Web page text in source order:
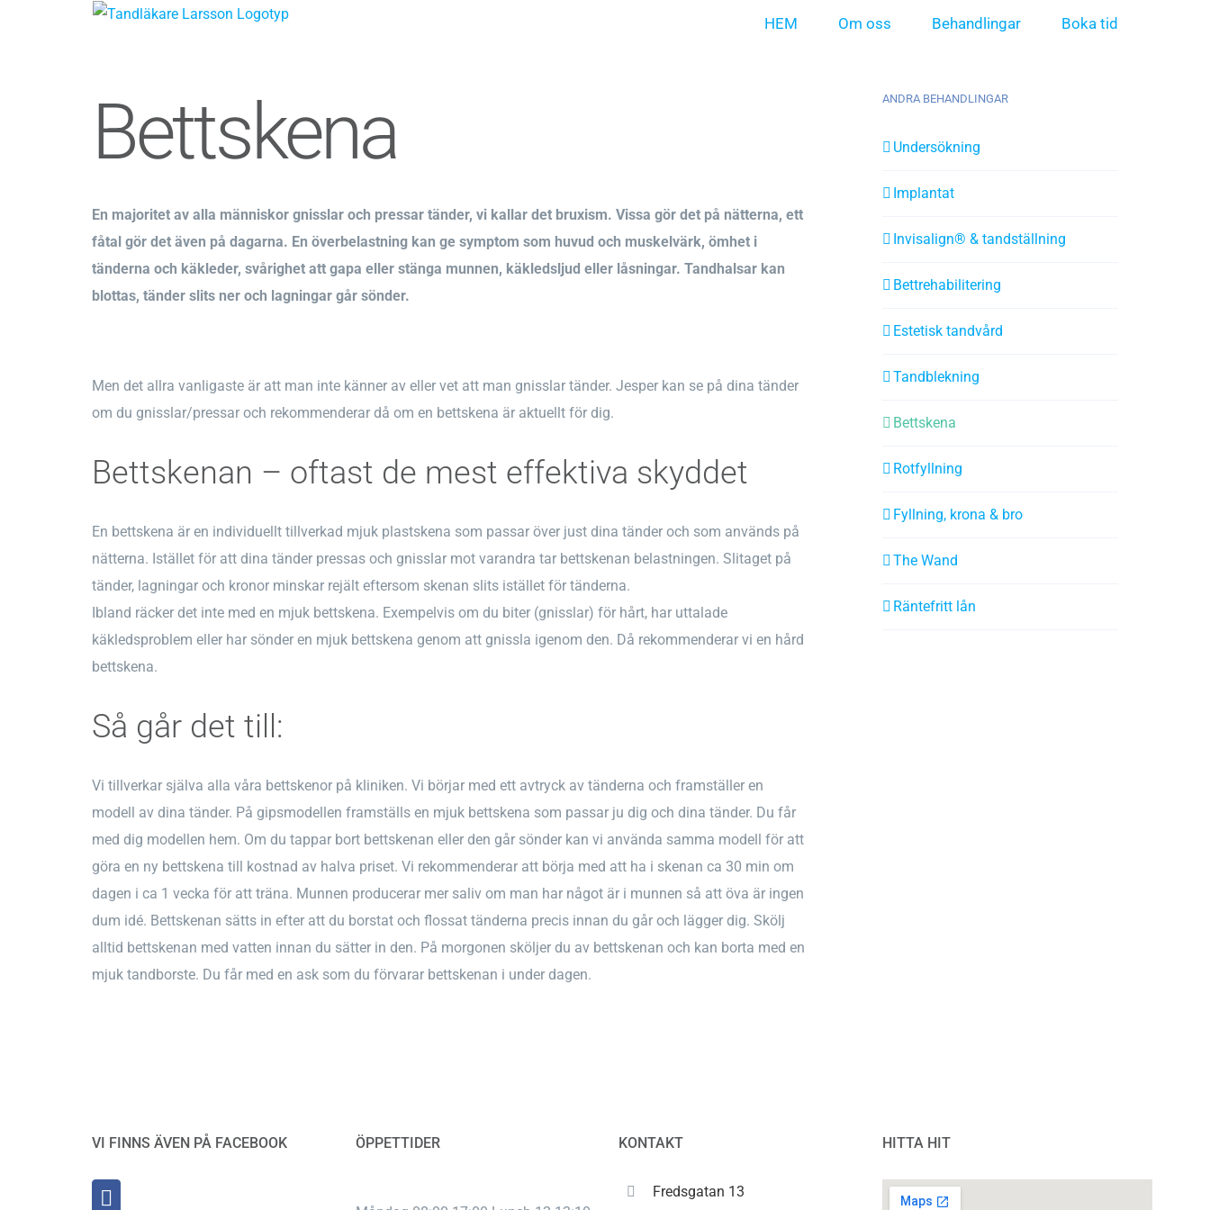
HEM Om oss Behandlingar Boka tid
Bettskena
En majoritet av alla människor gnisslar och pressar tänder, vi kallar det bruxism. Vissa gör det på nätterna, ett
fåtal gör det även på dagarna. En överbelastning kan ge symptom som huvud och muskelvärk, ömhet i
tänderna och käkleder, svårighet att gapa eller stänga munnen, käkledsljud eller låsningar. Tandhalsar kan
blottas, tänder slits ner och lagningar går sönder.
Men det allra vanligaste är att man inte känner av eller vet att man gnisslar tänder. Jesper kan se på dina tänder
om du gnisslar/pressar och rekommenderar då om en bettskena är aktuellt för dig.
Bettskenan – oftast de mest effektiva skyddet
En bettskena är en individuellt tillverkad mjuk plastskena som passar över just dina tänder och som används på
nätterna. Istället för att dina tänder pressas och gnisslar mot varandra tar bettskenan belastningen. Slitaget på
tänder, lagningar och kronor minskar rejält eftersom skenan slits istället för tänderna.
Ibland räcker det inte med en mjuk bettskena. Exempelvis om du biter (gnisslar) för hårt, har uttalade
käkledsproblem eller har sönder en mjuk bettskena genom att gnissla igenom den. Då rekommenderar vi en hård
bettskena.
Så går det till:
Vi tillverkar själva alla våra bettskenor på kliniken. Vi börjar med ett avtryck av tänderna och framställer en
modell av dina tänder. På gipsmodellen framställs en mjuk bettskena som passar ju dig och dina tänder. Du får
med dig modellen hem. Om du tappar bort bettskenan eller den går sönder kan vi använda samma modell för att
göra en ny bettskena till kostnad av halva priset. Vi rekommenderar att börja med att ha i skenan ca 30 min om
dagen i ca 1 vecka för att träna. Munnen producerar mer saliv om man har något är i munnen så att öva är ingen
dum idé. Bettskenan sätts in efter att du borstat och flossat tänderna precis innan du går och lägger dig. Skölj
alltid bettskenan med vatten innan du sätter in den. På morgonen sköljer du av bettskenan och kan borta med en
mjuk tandborste. Du får med en ask som du förvarar bettskenan i under dagen.
ANDRA BEHANDLINGAR
Undersökning
Implantat
Invisalign® & tandställning
Bettrehabilitering
Estetisk tandvård
Tandblekning
Bettskena
Rotfyllning
Fyllning, krona & bro
The Wand
Räntefritt lån
VI FINNS ÄVEN PÅ FACEBOOK ÖPPETTIDER KONTAKT
Fredsgatan 13
HITTA HIT